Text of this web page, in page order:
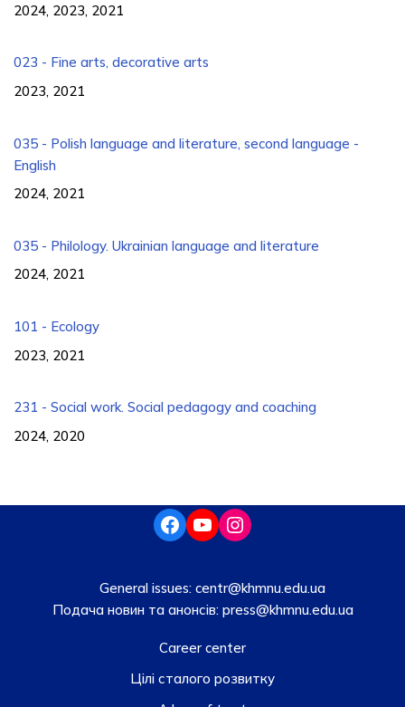
2024, 2023, 2021
023 - Fine arts, decorative arts
2023, 2021
035 - Polish language and literature, second language -
English
2024, 2021
035 - Philology. Ukrainian language and literature
2024, 2021
101 - Ecology
2023, 2021
231 - Social work. Social pedagogy and coaching
2024, 2020
General issues: centr@khmnu.edu.ua
Подача новин та анонсів:press@khmnu.edu.ua
Career center
Цілі сталого розвитку